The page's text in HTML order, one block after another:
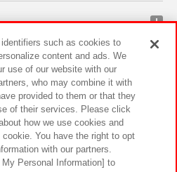
ビリティ サイトポリシー
ェブアクセシビリティ方針と検証結果
such as cookies to
content and ads. We
use of our website with our
who may combine it with
provided to them or that they
of their services. Please click
how we use cookies and
You have the right to opt
with our partners.
Personal Information] to